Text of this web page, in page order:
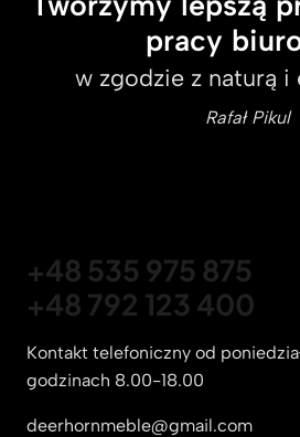
pracy
w zgodzie z naturą i
Rafał Pikul
+48 535 975 875
+48 792 123 400
Kontakt telefoniczny od
godzinach 8.00-18.00
deerhornmeble@gmail.com